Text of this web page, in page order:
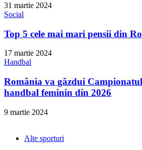
31 martie 2024
Social
Top 5 cele mai mari pensii din
17 martie 2024
Handbal
România va găzdui
handbal feminin din 2026
9 martie 2024
Alte sporturi